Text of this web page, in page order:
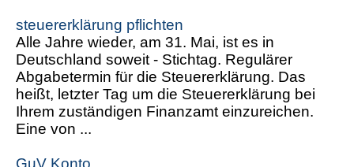
steuererklärung pflichten
Alle Jahre wieder, am 31. Mai, ist es in
Deutschland soweit - Stichtag. Regulärer
Abgabetermin für die Steuererklärung. Das
heißt, letzter Tag um die Steuererklärung bei
Ihrem zuständigen Finanzamt einzureichen.
Eine von ...